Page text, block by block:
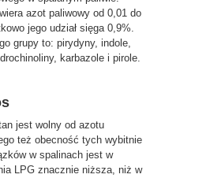
azot paliwowy od 0,01 do
jego udział sięga 0,9%.
grupy to: pirydyny, indole,
karbazole i pirole.
jest wolny od azotu
też obecność tych wybitnie
w spalinach jest w
LPG znacznie niższa, niż w